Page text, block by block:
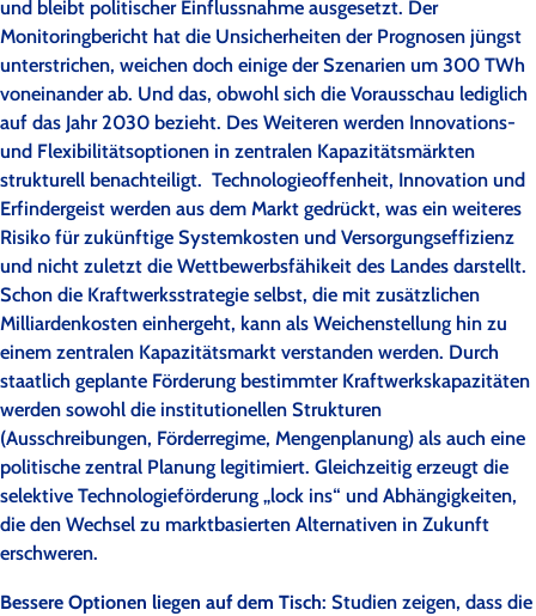
und bleibt politischer Einflussnahme ausgesetzt. Der
Monitoringbericht hat die Unsicherheiten der Prognosen jüngst
unterstrichen, weichen doch einige der Szenarien um 300 TWh
voneinander ab. Und das, obwohl sich die Vorausschau lediglich
auf das Jahr 2030 bezieht. Des Weiteren werden Innovations-
und Flexibilitätsoptionen in zentralen Kapazitätsmärkten
strukturell benachteiligt. Technologieoffenheit, Innovation und
Erfindergeist werden aus dem Markt gedrückt, was ein weiteres
Risiko für zukünftige Systemkosten und Versorgungseffizienz
und nicht zuletzt die Wettbewerbsfähikeit des Landes darstellt.
Schon die Kraftwerksstrategie selbst, die mit zusätzlichen
Milliardenkosten einhergeht, kann als Weichenstellung hin zu
einem zentralen Kapazitätsmarkt verstanden werden. Durch
staatlich geplante Förderung bestimmter Kraftwerkskapazitäten
werden sowohl die institutionellen Strukturen
(Ausschreibungen, Förderregime, Mengenplanung) als auch eine
politische zentral Planung legitimiert. Gleichzeitig erzeugt die
selektive Technologieförderung „lock ins“ und Abhängigkeiten,
die den Wechsel zu marktbasierten Alternativen in Zukunft
erschweren.
Bessere Optionen liegen auf dem Tisch: Studien zeigen, dass die